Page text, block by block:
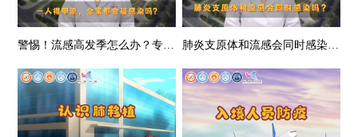
警惕！流感高发季怎么办？专家来支招→ 肺炎支原体和流感会同时感染吗？支原体肺炎和流感怎么区分？